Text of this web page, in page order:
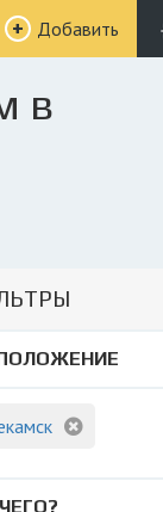
Добавить
в